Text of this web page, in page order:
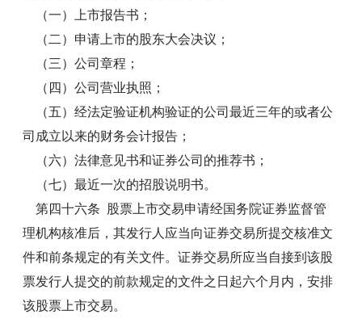
（一）上市报告书；
（二）申请上市的股东大会决议；
（三）公司章程；
（四）公司营业执照；
（五）经法定验证机构验证的公司最近三年的或者公
司成立以来的财务会计报告；
（六）法律意见书和证券公司的推荐书；
（七）最近一次的招股说明书。
第四十六条 股票上市交易申请经国务院证券监督管
理机构核准后，其发行人应当向证券交易所提交核准文
件和前条规定的有关文件。证券交易所应当自接到该股
票发行人提交的前款规定的文件之日起六个月内，安排
该股票上市交易。